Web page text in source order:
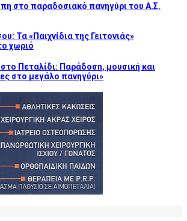
στο παραδοσιακό πανηγύρι του Α.Σ.
Τα «Παιχνίδια της Γειτονιάς»
χωριό
Πεταλίδι: Παράδοση, μουσική και
στο μεγάλο πανηγύρι»